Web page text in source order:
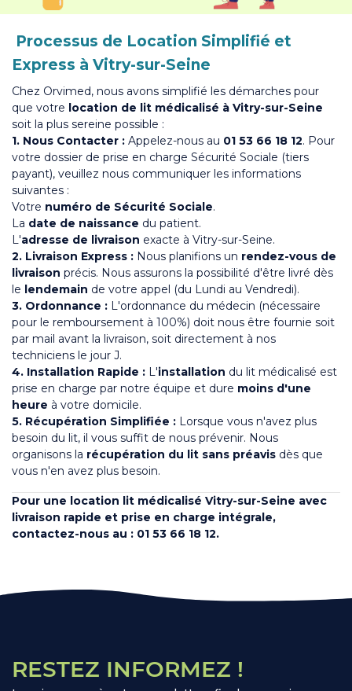
Processus de Location Simplifié et
Express à Vitry-sur-Seine
Chez Orvimed, nous avons simplifié les démarches pour
que votre location de lit médicalisé à Vitry-sur-Seine
soit la plus sereine possible :
1. Nous Contacter : Appelez-nous au 01 53 66 18 12. Pour
votre dossier de prise en charge Sécurité Sociale (tiers
payant), veuillez nous communiquer les informations
suivantes :
Votre numéro de Sécurité Sociale.
La date de naissance du patient.
L'adresse de livraison exacte à Vitry-sur-Seine.
2. Livraison Express : Nous planifions un rendez-vous de
livraison précis. Nous assurons la possibilité d'être livré dès
le lendemain de votre appel (du Lundi au Vendredi).
3. Ordonnance : L'ordonnance du médecin (nécessaire
pour le remboursement à 100%) doit nous être fournie soit
par mail avant la livraison, soit directement à nos
techniciens le jour J.
4. Installation Rapide : L'installation du lit médicalisé est
prise en charge par notre équipe et dure moins d'une
heure à votre domicile.
5. Récupération Simplifiée : Lorsque vous n'avez plus
besoin du lit, il vous suffit de nous prévenir. Nous
organisons la récupération du lit sans préavis dès que
vous n'en avez plus besoin.
Pour une location lit médicalisé Vitry-sur-Seine avec
livraison rapide et prise en charge intégrale,
contactez-nous au : 01 53 66 18 12.
RESTEZ INFORMEZ !